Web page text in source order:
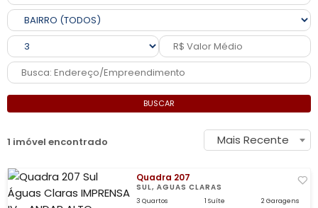
BUSCAR
1 imóvel encontrado Mais Recente
Quadra 207
SUL, ÁGUAS CLARAS
3 Quartos 1 Suíte 2 Garagens